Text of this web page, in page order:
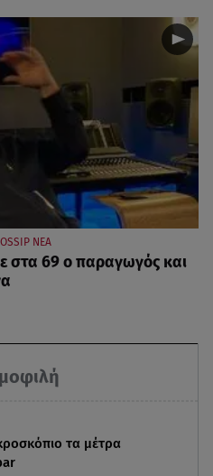
τα μέτρα
ΝΕΑ
στα 69 ο παραγωγός και